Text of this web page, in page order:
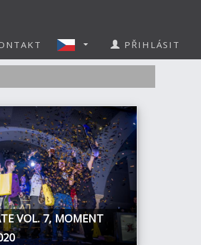
PŘIHLÁSIT
VOL. 7, MOMENT